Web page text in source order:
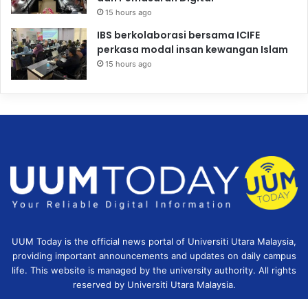
15 hours ago
IBS berkolaborasi bersama ICIFE
perkasa modal insan kewangan Islam
15 hours ago
UUM Today is the official news portal of Universiti Utara Malaysia,
providing important announcements and updates on daily campus
life. This website is managed by the university authority. All rights
reserved by Universiti Utara Malaysia.